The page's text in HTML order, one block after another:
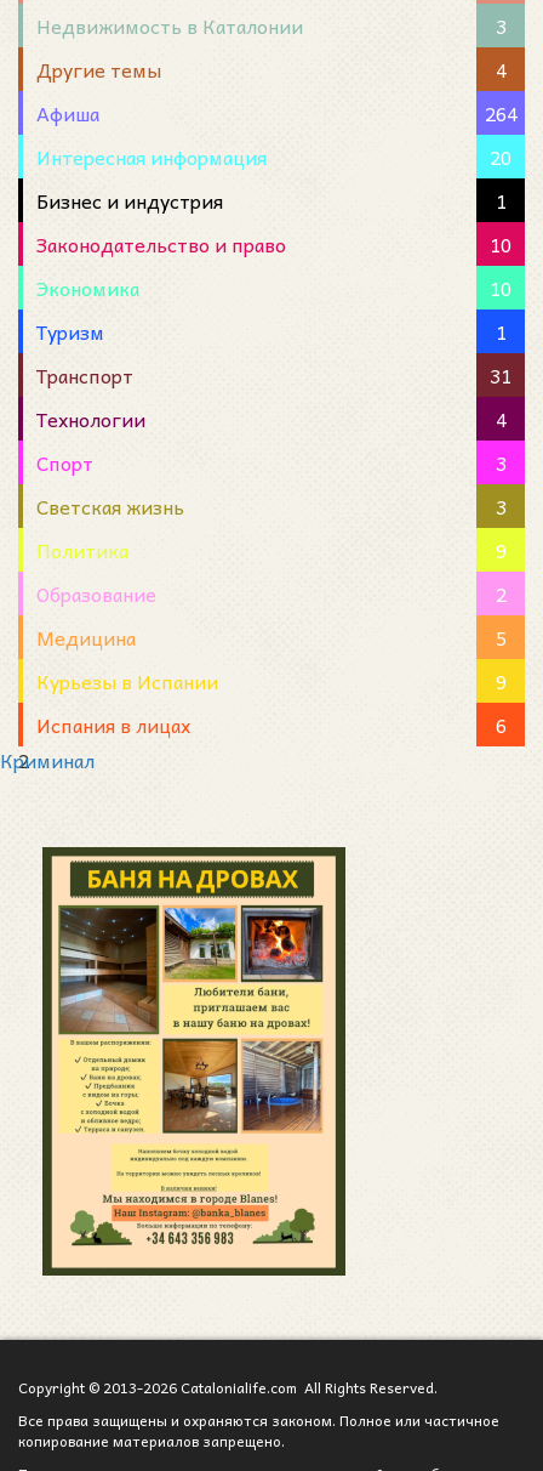
Недвижимость в Каталонии
3
Другие темы
4
Афиша
264
Интересная информация
20
Бизнес и индустрия
1
Законодательство и право
10
Экономика
10
Туризм
1
Транспорт
31
Технологии
4
Спорт
3
Светская жизнь
3
Политика
9
Образование
2
Медицина
5
Курьезы в Испании
9
Испания в лицах
6
Криминал
2
Copyright © 2013-2026 Catalonialife.com All Rights Reserved.
Все права защищены и охраняются законом. Полное или частичное
копирование материалов запрещено.